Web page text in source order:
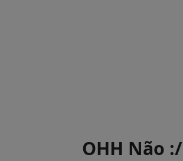
OHH Não :/